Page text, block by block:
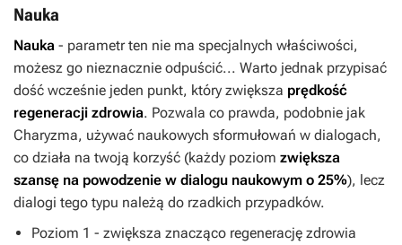
Nauka
Nauka - parametr ten nie ma specjalnych właściwości,
możesz go nieznacznie odpuścić... Warto jednak przypisać
dość wcześnie jeden punkt, który zwiększa prędkość
regeneracji zdrowia. Pozwala co prawda, podobnie jak
Charyzma, używać naukowych sformułowań w dialogach,
co działa na twoją korzyść (każdy poziom zwiększa
szansę na powodzenie w dialogu naukowym o 25%), lecz
dialogi tego typu należą do rzadkich przypadków.
Poziom 1 - zwiększa znacząco regenerację zdrowia